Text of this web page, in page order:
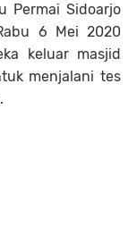
Permai Sidoarjo
6 Mei 2020
keluar masjid
menjalani tes